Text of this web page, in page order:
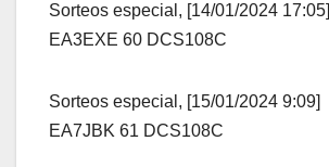
Sorteos especial, [14/01/2024 17:05]
EA3EXE 60 DCS108C
Sorteos especial, [15/01/2024 9:09]
EA7JBK 61 DCS108C